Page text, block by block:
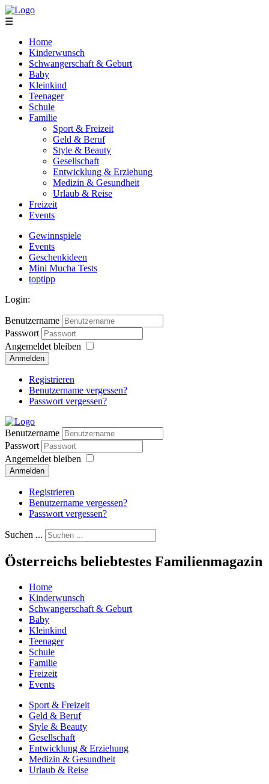
☰
Home
Kinderwunsch
Schwangerschaft & Geburt
Baby
Kleinkind
Teenager
Schule
Familie
Sport & Freizeit
Geld & Beruf
Style & Beauty
Gesellschaft
Entwicklung & Erziehung
Medizin & Gesundheit
Urlaub & Reise
Freizeit
Events
Gewinnspiele
Events
Geschenkideen
Mini Mucha Tests
toptipp
Login:
Benutzername
Passwort
Angemeldet bleiben
Anmelden
Registrieren
Benutzername vergessen?
Passwort vergessen?
Benutzername
Passwort
Angemeldet bleiben
Anmelden
Registrieren
Benutzername vergessen?
Passwort vergessen?
Suchen ...
Österreichs beliebtestes Familienmagazin
Home
Kinderwunsch
Schwangerschaft & Geburt
Baby
Kleinkind
Teenager
Schule
Familie
Freizeit
Events
Sport & Freizeit
Geld & Beruf
Style & Beauty
Gesellschaft
Entwicklung & Erziehung
Medizin & Gesundheit
Urlaub & Reise